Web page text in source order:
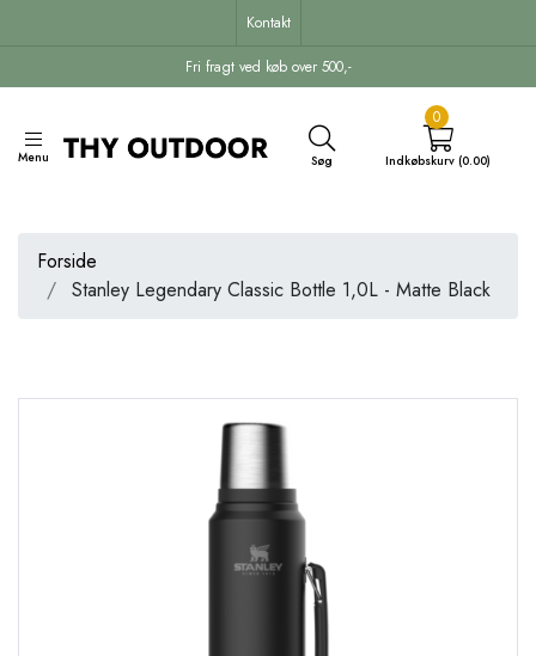
Fri fragt ved køb over 500,-
Kontakt
Menu Søg
0
Indkøbskurv (0.00)
Forside
Stanley Legendary Classic Bottle 1,0L - Matte Black